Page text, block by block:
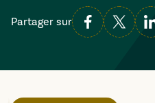
Partager sur